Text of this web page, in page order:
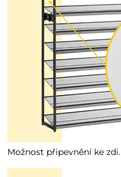
Možnost připevnění ke zdi.